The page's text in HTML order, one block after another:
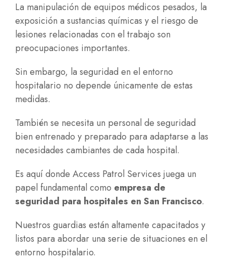
La manipulación de equipos médicos pesados, la
exposición a sustancias químicas y el riesgo de
lesiones relacionadas con el trabajo son
preocupaciones importantes.
Sin embargo, la seguridad en el entorno
hospitalario no depende únicamente de estas
medidas.
También se necesita un personal de seguridad
bien entrenado y preparado para adaptarse a las
necesidades cambiantes de cada hospital.
Es aquí donde Access Patrol Services juega un
papel fundamental como empresa de
seguridad para hospitales en San Francisco.
Nuestros guardias están altamente capacitados y
listos para abordar una serie de situaciones en el
entorno hospitalario.